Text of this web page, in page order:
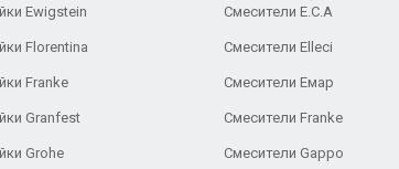
Ewigstein
Florentina
Franke
Granfest
Grohe
Смесители E.C.A
Смесители Elleci
Смесители Емар
Смесители Franke
Смесители Gappo